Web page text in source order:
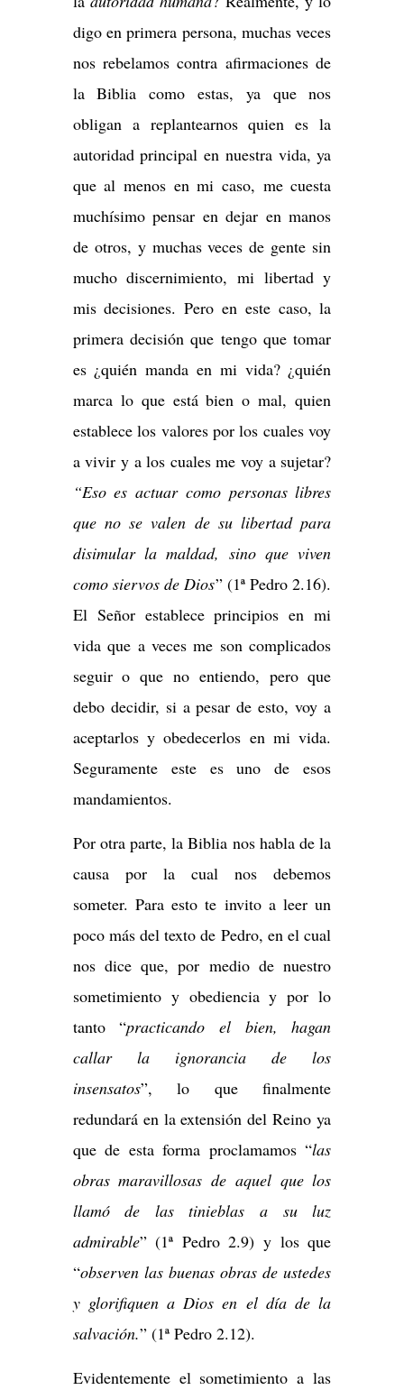
digo en primera persona, muchas veces
nos rebelamos contra afirmaciones de
la Biblia como estas, ya que nos
obligan a replantearnos quien es la
autoridad principal en nuestra vida, ya
que al menos en mi caso, me cuesta
muchísimo pensar en dejar en manos
de otros, y muchas veces de gente sin
mucho discernimiento, mi libertad y
mis decisiones. Pero en este caso, la
primera decisión que tengo que tomar
es ¿quién manda en mi vida? ¿quién
marca lo que está bien o mal, quien
establece los valores por los cuales voy
a vivir y a los cuales me voy a sujetar?
“Eso es actuar como personas libres
que no se valen de su libertad para
disimular la maldad, sino que viven
como siervos de Dios” (1ª Pedro 2.16).
El Señor establece principios en mi
vida que a veces me son complicados
seguir o que no entiendo, pero que
debo decidir, si a pesar de esto, voy a
aceptarlos y obedecerlos en mi vida.
Seguramente este es uno de esos
mandamientos.
Por otra parte, la Biblia nos habla de la
causa por la cual nos debemos
someter. Para esto te invito a leer un
poco más del texto de Pedro, en el cual
nos dice que, por medio de nuestro
sometimiento y obediencia y por lo
tanto “practicando el bien, hagan
callar la ignorancia de los
insensatos”, lo que finalmente
redundará en la extensión del Reino ya
que de esta forma proclamamos “las
obras maravillosas de aquel que los
llamó de las tinieblas a su luz
admirable” (1ª Pedro 2.9) y los que
“observen las buenas obras de ustedes
y glorifiquen a Dios en el día de la
salvación.” (1ª Pedro 2.12).
Evidentemente el sometimiento a las